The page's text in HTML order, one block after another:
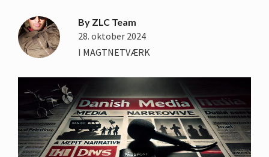
By ZLC Team
28. oktober 2024
I MAGTNETVÆRK